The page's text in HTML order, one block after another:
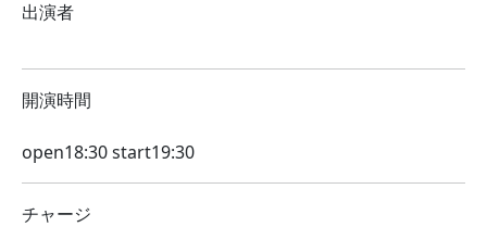
出演者
開演時間
open18:30 start19:30
チャージ